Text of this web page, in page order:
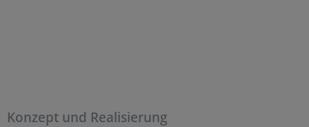
Konzept und Realisierung